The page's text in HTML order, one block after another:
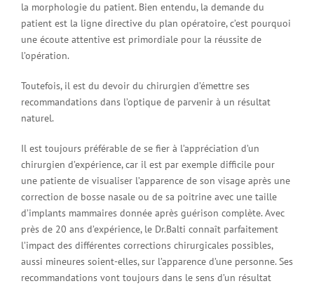
la morphologie du patient. Bien entendu, la demande du
patient est la ligne directive du plan opératoire, c’est pourquoi
une écoute attentive est primordiale pour la réussite de
l’opération.
Toutefois, il est du devoir du chirurgien d’émettre ses
recommandations dans l’optique de parvenir à un résultat
naturel.
Il est toujours préférable de se fier à l’appréciation d’un
chirurgien d’expérience, car il est par exemple difficile pour
une patiente de visualiser l’apparence de son visage après une
correction de bosse nasale ou de sa poitrine avec une taille
d’implants mammaires donnée après guérison complète. Avec
près de 20 ans d’expérience, le Dr.Balti connaît parfaitement
l’impact des différentes corrections chirurgicales possibles,
aussi mineures soient-elles, sur l’apparence d’une personne. Ses
recommandations vont toujours dans le sens d’un résultat